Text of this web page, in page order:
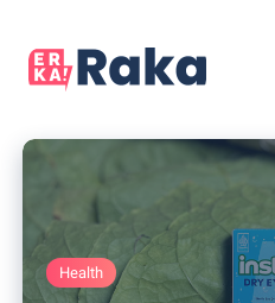
Health